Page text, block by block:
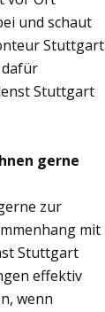
und schaut
Stuttgart
dafür
Stuttgart
gerne
zur
mit
Stuttgart
effektiv
wenn